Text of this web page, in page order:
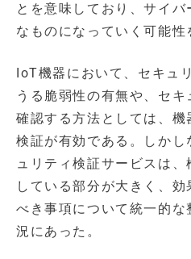
とを意味しており、サイ
なものになっていく可能性
IoT機器において、セキュ
うる脆弱性の有無や、セ
確認する方法としては、機
検証が有効である。しかし
ュリティ検証サービスは
している部分が大きく、
べき事項について統一的
況にあった。